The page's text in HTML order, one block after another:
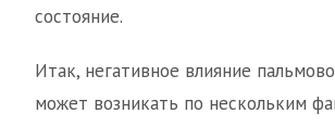
состояние.
Итак, негативное влияние
может возникать по нескольким